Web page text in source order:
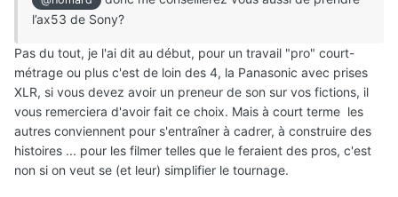
l’ax53 de Sony?
Pas du tout, je l'ai dit au début, pour un travail "pro" court-
métrage ou plus c'est de loin des 4, la Panasonic avec prises
XLR, si vous devez avoir un preneur de son sur vos fictions, il
vous remerciera d'avoir fait ce choix. Mais à court terme les
autres conviennent pour s'entraîner à cadrer, à construire des
histoires ... pour les filmer telles que le feraient des pros, c'est
non si on veut se (et leur) simplifier le tournage.